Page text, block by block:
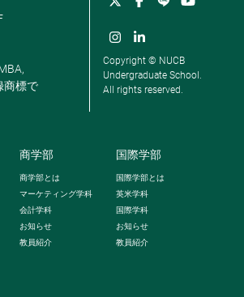
商標で
Copyright © NUCB
Undergraduate School.
All rights reserved.
商学部
商学部とは
マーケティング学科
会計学科
お知らせ
教員紹介
国際学部
国際学部とは
英米学科
国際学科
お知らせ
教員紹介